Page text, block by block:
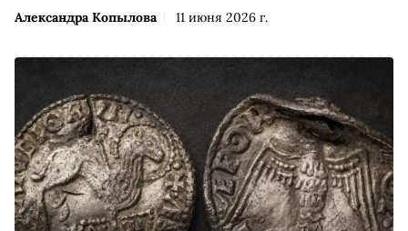
Александра Копылова 11 июня 2026 г.